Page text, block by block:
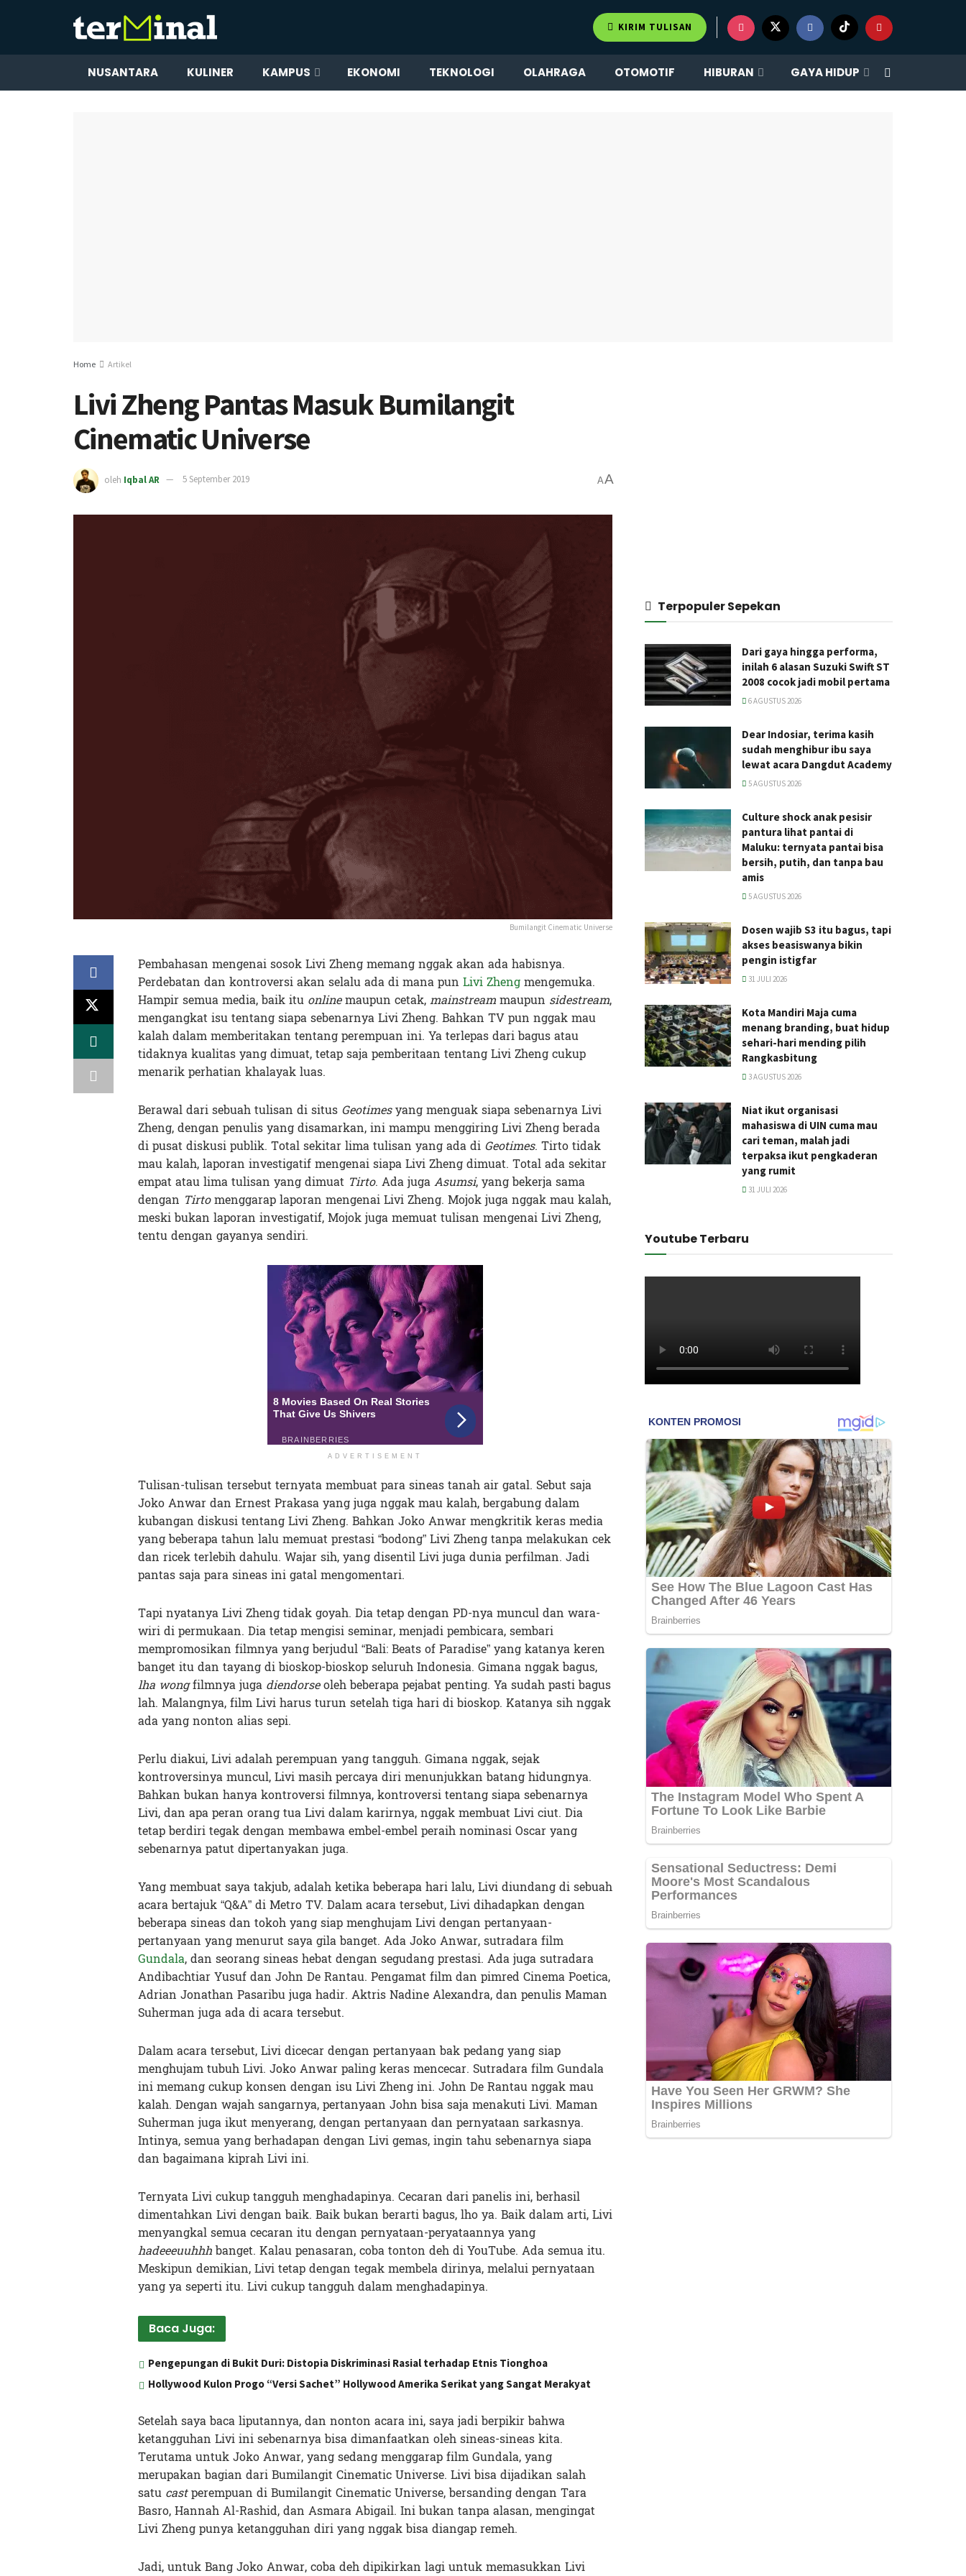
KIRIM TULISAN
NUSANTARA KULINER KAMPUS EKONOMI TEKNOLOGI OLAHRAGA OTOMOTIF HIBURAN GAYA HIDUP
Home Artikel
Livi Zheng Pantas Masuk Bumilangit
Cinematic Universe
oleh Iqbal AR 5 September 2019 AA
Bumilangit Cinematic Universe
Pembahasan mengenai sosok Livi Zheng memang nggak akan ada habisnya.
Perdebatan dan kontroversi akan selalu ada di mana pun Livi Zhengmengemuka.
Hampir semua media, baik itu onlinemaupun cetak,mainstreammaupun sidestream,
mengangkat isu tentang siapa sebenarnya Livi Zheng. Bahkan TV pun nggak mau
kalah dalam memberitakan tentang perempuan ini. Ya terlepas dari bagus atau
tidaknya kualitas yang dimuat, tetap saja pemberitaan tentang Livi Zheng cukup
menarik perhatian khalayak luas.
Berawal dari sebuah tulisan di situs Geotimesyang menguak siapa sebenarnya Livi
Zheng, dengan penulis yang disamarkan, ini mampu menggiring Livi Zheng berada
di pusat diskusi publik. Total sekitar lima tulisan yang ada di Geotimes. Tirto tidak
mau kalah, laporan investigatif mengenai siapa Livi Zheng dimuat. Total ada sekitar
empat atau lima tulisan yang dimuat Tirto. Ada jugaAsumsi, yang bekerja sama
dengan Tirtomenggarap laporan mengenai Livi Zheng. Mojok juga nggak mau kalah,
meski bukan laporan investigatif, Mojok juga memuat tulisan mengenai Livi Zheng,
tentu dengan gayanya sendiri.
ADVERTISEMENT
Tulisan-tulisan tersebut ternyata membuat para sineas tanah air gatal. Sebut saja
Joko Anwar dan Ernest Prakasa yang juga nggak mau kalah, bergabung dalam
kubangan diskusi tentang Livi Zheng. Bahkan Joko Anwar mengkritik keras media
yang beberapa tahun lalu memuat prestasi “bodong” Livi Zheng tanpa melakukan cek
dan ricek terlebih dahulu. Wajar sih, yang disentil Livi juga dunia perfilman. Jadi
pantas saja para sineas ini gatal mengomentari.
Tapi nyatanya Livi Zheng tidak goyah. Dia tetap dengan PD-nya muncul dan wara-
wiri di permukaan. Dia tetap mengisi seminar, menjadi pembicara, sembari
mempromosikan filmnya yang berjudul “Bali: Beats of Paradise” yang katanya keren
banget itu dan tayang di bioskop-bioskop seluruh Indonesia. Gimana nggak bagus,
lha wongfilmnya juga diendorseoleh beberapa pejabat penting. Ya sudah pasti bagus
lah. Malangnya, film Livi harus turun setelah tiga hari di bioskop. Katanya sih nggak
ada yang nonton alias sepi.
Perlu diakui, Livi adalah perempuan yang tangguh. Gimana nggak, sejak
kontroversinya muncul, Livi masih percaya diri menunjukkan batang hidungnya.
Bahkan bukan hanya kontroversi filmnya, kontroversi tentang siapa sebenarnya
Livi, dan apa peran orang tua Livi dalam karirnya, nggak membuat Livi ciut. Dia
tetap berdiri tegak dengan membawa embel-embel peraih nominasi Oscar yang
sebenarnya patut dipertanyakan juga.
Yang membuat saya takjub, adalah ketika beberapa hari lalu, Livi diundang di sebuah
acara bertajuk “Q&A” di Metro TV. Dalam acara tersebut, Livi dihadapkan dengan
beberapa sineas dan tokoh yang siap menghujam Livi dengan pertanyaan-
pertanyaan yang menurut saya gila banget. Ada Joko Anwar, sutradara film
Gundala, dan seorang sineas hebat dengan segudang prestasi. Ada juga sutradara
Andibachtiar Yusuf dan John De Rantau. Pengamat film dan pimred Cinema Poetica,
Adrian Jonathan Pasaribu juga hadir. Aktris Nadine Alexandra, dan penulis Maman
Suherman juga ada di acara tersebut.
Dalam acara tersebut, Livi dicecar dengan pertanyaan bak pedang yang siap
menghujam tubuh Livi. Joko Anwar paling keras mencecar. Sutradara film Gundala
ini memang cukup konsen dengan isu Livi Zheng ini. John De Rantau nggak mau
kalah. Dengan wajah sangarnya, pertanyaan John bisa saja menakuti Livi. Maman
Suherman juga ikut menyerang, dengan pertanyaan dan pernyataan sarkasnya.
Intinya, semua yang berhadapan dengan Livi gemas, ingin tahu sebenarnya siapa
dan bagaimana kiprah Livi ini.
Ternyata Livi cukup tangguh menghadapinya. Cecaran dari panelis ini, berhasil
dimentahkan Livi dengan baik. Baik bukan berarti bagus, lho ya. Baik dalam arti, Livi
menyangkal semua cecaran itu dengan pernyataan-peryataannya yang
hadeeeuuhhhbanget. Kalau penasaran, coba tonton deh di YouTube. Ada semua itu.
Meskipun demikian, Livi tetap dengan tegak membela dirinya, melalui pernyataan
yang ya seperti itu. Livi cukup tangguh dalam menghadapinya.
Baca Juga:
Pengepungan di Bukit Duri: Distopia Diskriminasi Rasial terhadap Etnis Tionghoa
Hollywood Kulon Progo “Versi Sachet” Hollywood Amerika Serikat yang Sangat Merakyat
Setelah saya baca liputannya, dan nonton acara ini, saya jadi berpikir bahwa
ketangguhan Livi ini sebenarnya bisa dimanfaatkan oleh sineas-sineas kita.
Terutama untuk Joko Anwar, yang sedang menggarap film Gundala, yang
merupakan bagian dari Bumilangit Cinematic Universe. Livi bisa dijadikan salah
satu castperempuan di Bumilangit Cinematic Universe, bersanding dengan Tara
Basro, Hannah Al-Rashid, dan Asmara Abigail. Ini bukan tanpa alasan, mengingat
Livi Zheng punya ketangguhan diri yang nggak bisa diangap remeh.
Jadi, untuk Bang Joko Anwar, coba deh dipikirkan lagi untuk memasukkan Livi
Terpopuler Sepekan
Dari gaya hingga performa,
inilah 6 alasan Suzuki Swift ST
2008 cocok jadi mobil pertama
6 AGUSTUS 2026
Dear Indosiar, terima kasih
sudah menghibur ibu saya
lewat acara Dangdut Academy
5 AGUSTUS 2026
Culture shock anak pesisir
pantura lihat pantai di
Maluku: ternyata pantai bisa
bersih, putih, dan tanpa bau
amis
5 AGUSTUS 2026
Dosen wajib S3 itu bagus, tapi
akses beasiswanya bikin
pengin istigfar
31 JULI 2026
Kota Mandiri Maja cuma
menang branding, buat hidup
sehari-hari mending pilih
Rangkasbitung
3 AGUSTUS 2026
Niat ikut organisasi
mahasiswa di UIN cuma mau
cari teman, malah jadi
terpaksa ikut pengkaderan
yang rumit
31 JULI 2026
Youtube Terbaru